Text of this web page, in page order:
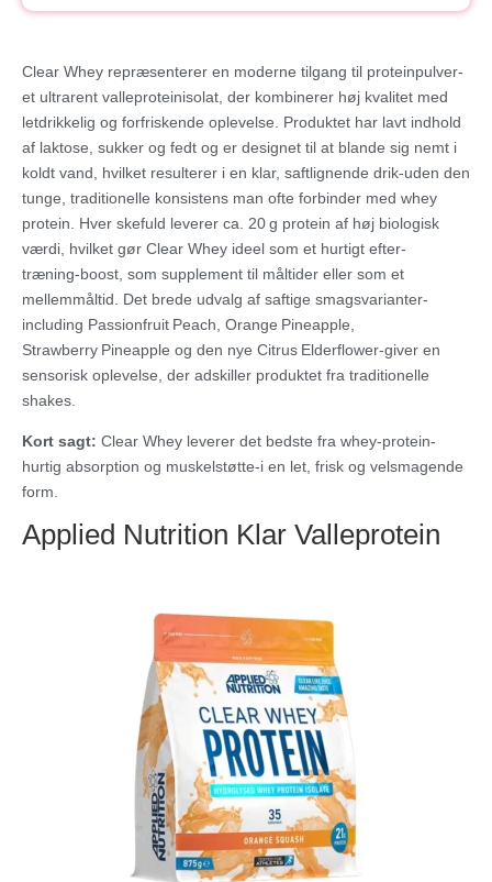
Clear Whey repræsenterer en moderne tilgang til proteinpulver-
et ultrarent valleproteinisolat, der kombinerer høj kvalitet med
letdrikkelig og forfriskende oplevelse. Produktet har lavt indhold
af laktose, sukker og fedt og er designet til at blande sig nemt i
koldt vand, hvilket resulterer i en klar, saftlignende drik-uden den
tunge, traditionelle konsistens man ofte forbinder med whey
protein. Hver skefuld leverer ca. 20 g protein af høj biologisk
værdi, hvilket gør Clear Whey ideel som et hurtigt efter-
træning‑boost, som supplement til måltider eller som et
mellemmåltid. Det brede udvalg af saftige smagsvarianter-
including Passionfruit Peach, Orange Pineapple,
Strawberry Pineapple og den nye Citrus Elderflower-giver en
sensorisk oplevelse, der adskiller produktet fra traditionelle
shakes.
Kort sagt: Clear Whey leverer det bedste fra whey-protein-
hurtig absorption og muskelstøtte-i en let, frisk og velsmagende
form.
Applied Nutrition Klar Valleprotein